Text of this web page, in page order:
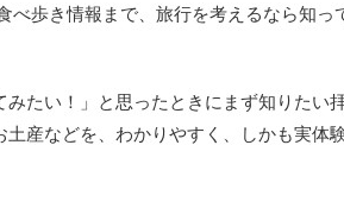
べ歩き情報まで、旅行を考えるなら知っ
たい！」と思ったときにまず知りたい
産などを、わかりやすく、しかも実体